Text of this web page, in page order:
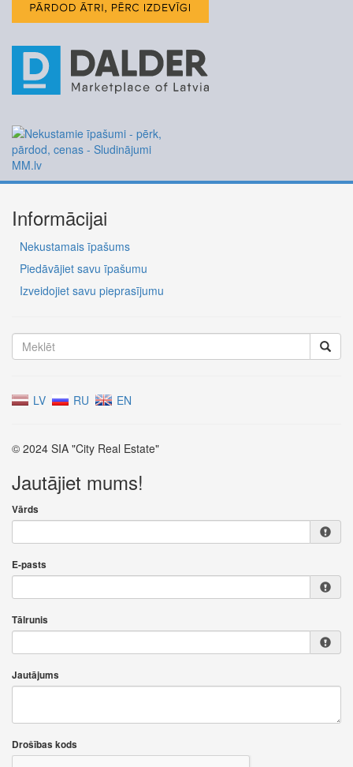
Informācijai
Nekustamais īpašums
Piedāvājiet savu īpašumu
Izveidojiet savu pieprasījumu
LV RU EN
© 2024 SIA "City Real Estate"
Jautājiet mums!
Vārds
E-pasts
Tālrunis
Jautājums
Drošības kods